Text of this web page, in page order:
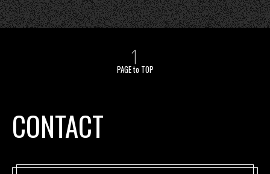
PAGE to TOP
CONTACT